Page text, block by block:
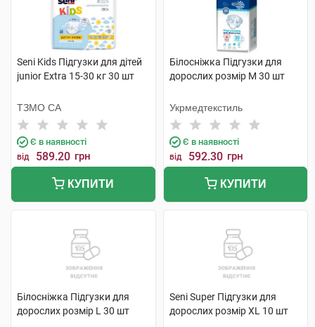
Seni Kids Підгузки для дітей
junior Extra 15-30 кг 30 шт
ТЗМО СА
Є в наявності
від 589.20 грн
КУПИТИ
Білосніжка Підгузки для
дорослих розмір М 30 шт
Укрмедтекстиль
Є в наявності
від 592.30 грн
КУПИТИ
Білосніжка Підгузки для
дорослих розмір L 30 шт
Seni Super Підгузки для
дорослих розмір XL 10 шт